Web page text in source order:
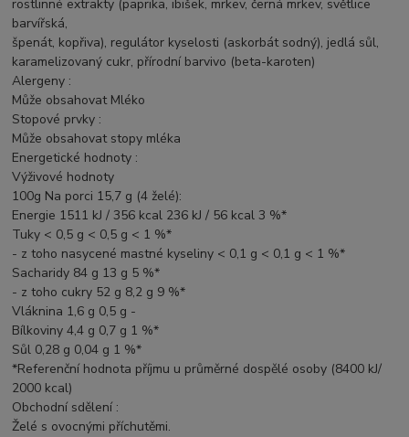
rostlinné extrakty (paprika, ibišek, mrkev, černá mrkev, světlice
barvířská,
špenát, kopřiva), regulátor kyselosti (askorbát sodný), jedlá sůl,
karamelizovaný cukr, přírodní barvivo (beta-karoten)
Alergeny :
Může obsahovat Mléko
Stopové prvky :
Může obsahovat stopy mléka
Energetické hodnoty :
Výživové hodnoty
100g Na porci 15,7 g (4 želé):
Energie 1511 kJ / 356 kcal 236 kJ / 56 kcal 3 %*
Tuky < 0,5 g < 0,5 g < 1 %*
- z toho nasycené mastné kyseliny < 0,1 g < 0,1 g < 1 %*
Sacharidy 84 g 13 g 5 %*
- z toho cukry 52 g 8,2 g 9 %*
Vláknina 1,6 g 0,5 g -
Bílkoviny 4,4 g 0,7 g 1 %*
Sůl 0,28 g 0,04 g 1 %*
*Referenční hodnota příjmu u průměrné dospělé osoby (8400 kJ/
2000 kcal)
Obchodní sdělení :
Želé s ovocnými příchutěmi.